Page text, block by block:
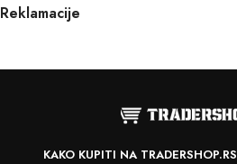
Reklamacije
KAKO KUPITI NA TRADERSHOP.RS